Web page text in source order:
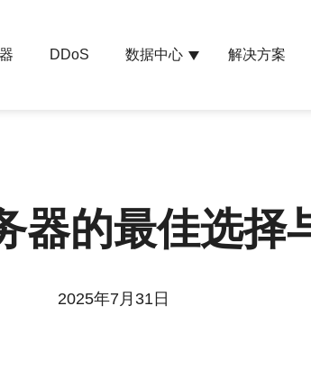
DDoS 数据中心 解决方案
器的最佳选择
2025年7月31日